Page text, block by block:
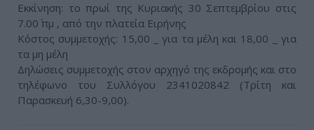
Εκκίνηση: το πρωί της Κυριακής 30 Σεπτεμβρίου στις
7.00΄ πμ , από την πλατεία Ειρήνης
Κόστος συμμετοχής: 15,00 _ για τα μέλη και 18,00 _ για
τα μη μέλη
Δηλώσεις συμμετοχής στον αρχηγό της εκδρομής και στο
τηλέφωνο του Συλλόγου 2341020842 (Τρίτη και
Παρασκευή 6,30-9,00).